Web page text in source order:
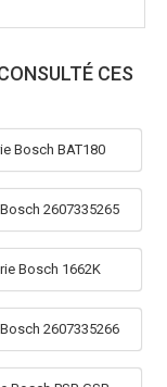
CES
Bosch BAT180
2607335265
Bosch 1662K
2607335266